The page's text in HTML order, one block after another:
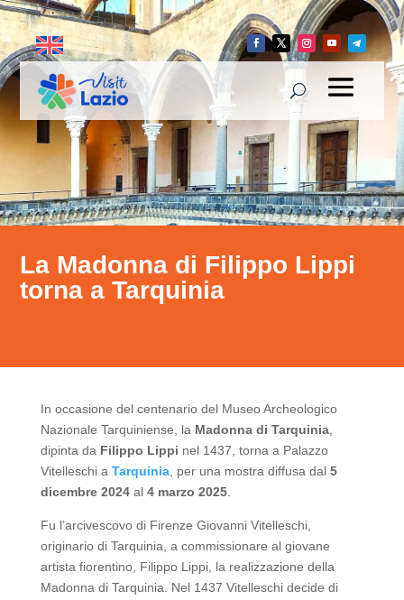
La Madonna di Filippo Lippi
torna a Tarquinia
In occasione del centenario del Museo Archeologico
Nazionale Tarquiniense, la Madonna di Tarquinia,
dipinta da Filippo Lippi nel 1437, torna a Palazzo
Vitelleschi a Tarquinia, per una mostra diffusa dal 5
dicembre 2024al 4 marzo 2025.
Fu l’arcivescovo di Firenze Giovanni Vitelleschi,
originario di Tarquinia, a commissionare al giovane
artista fiorentino, Filippo Lippi, la realizzazione della
Madonna di Tarquinia. Nel 1437 Vitelleschi decide di